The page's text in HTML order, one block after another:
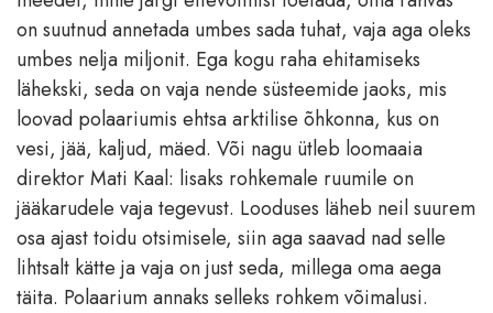
on suutnud annetada umbes sada tuhat, vaja aga oleks
umbes nelja miljonit. Ega kogu raha ehitamiseks
lähekski, seda on vaja nende süsteemide jaoks, mis
loovad polaariumis ehtsa arktilise õhkonna, kus on
vesi, jää, kaljud, mäed. Või nagu ütleb loomaaia
direktor Mati Kaal: lisaks rohkemale ruumile on
jääkarudele vaja tegevust. Looduses läheb neil suurem
osa ajast toidu otsimisele, siin aga saavad nad selle
lihtsalt kätte ja vaja on just seda, millega oma aega
täita. Polaarium annaks selleks rohkem võimalusi.